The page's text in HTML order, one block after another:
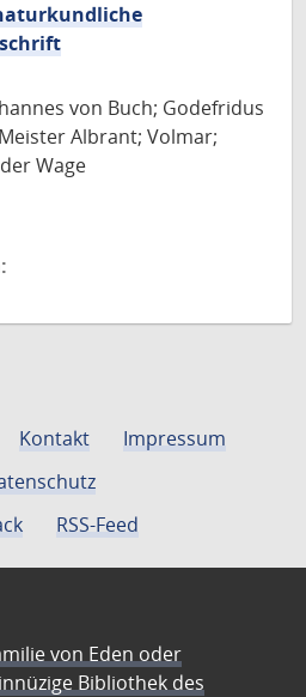
von Buch; Godefridus
Albrant; Volmar;
Wage
Kontakt
Impressum
RSS-Feed
von Eden oder
Bibliothek des